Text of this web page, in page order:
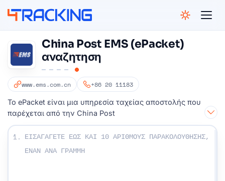
China Post EMS (ePacket)
αναζητηση
www.ems.com.cn +86 20 11183
Το ePacket είναι μια υπηρεσία ταχείας αποστολής που
παρέχεται από την China Post
Εισαγάγετε τους αριθμούς παρακολούθησης:
1.